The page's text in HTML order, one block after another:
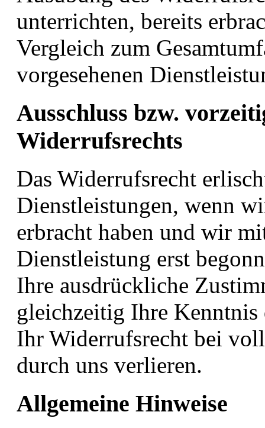
unterrichten, bereits
Vergleich zum
vorgesehenen
Ausschluss bzw.
Widerrufsrechts
Das Widerrufsrecht
Dienstleistungen, wenn
erbracht haben und wir
Dienstleistung erst
Ihre ausdrückliche
gleichzeitig Ihre Kenntnis
Ihr Widerrufsrecht bei
durch uns verlieren.
Allgemeine Hinweise